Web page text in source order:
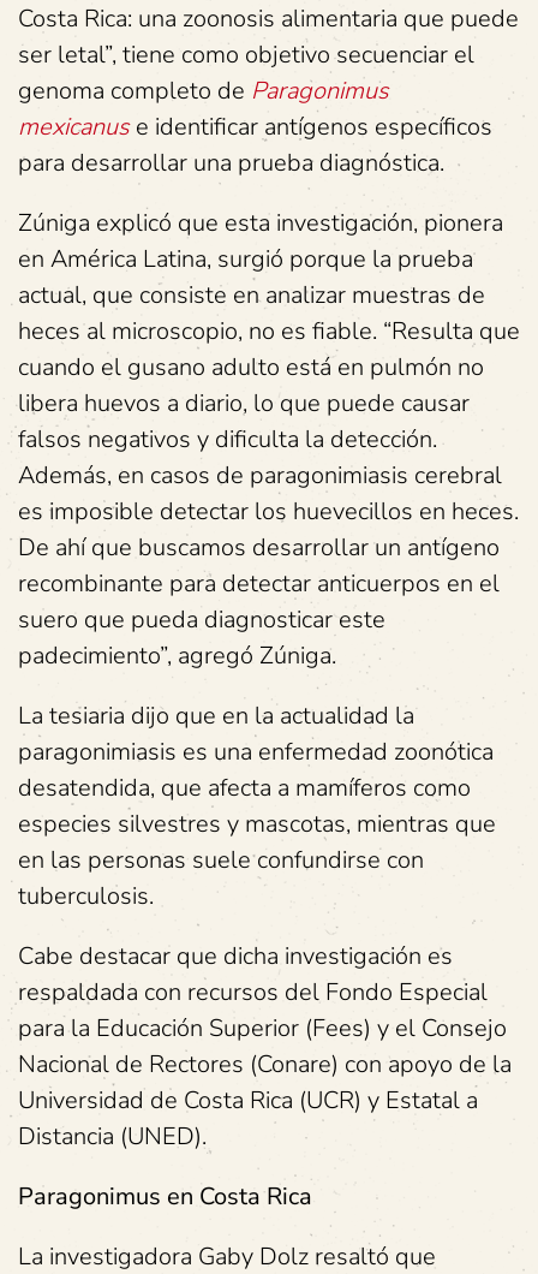
Costa Rica: una zoonosis alimentaria que puede
ser letal”, tiene como objetivo secuenciar el
genoma completo de Paragonimus
mexicanuse identificar antígenos específicos
para desarrollar una prueba diagnóstica.
Zúniga explicó que esta investigación, pionera
en América Latina, surgió porque la prueba
actual, que consiste en analizar muestras de
heces al microscopio, no es fiable. “Resulta que
cuando el gusano adulto está en pulmón no
libera huevos a diario, lo que puede causar
falsos negativos y dificulta la detección.
Además, en casos de paragonimiasis cerebral
es imposible detectar los huevecillos en heces.
De ahí que buscamos desarrollar un antígeno
recombinante para detectar anticuerpos en el
suero que pueda diagnosticar este
padecimiento”, agregó Zúniga.
La tesiaria dijo que en la actualidad la
paragonimiasis es una enfermedad zoonótica
desatendida, que afecta a mamíferos como
especies silvestres y mascotas, mientras que
en las personas suele confundirse con
tuberculosis.
Cabe destacar que dicha investigación es
respaldada con recursos del Fondo Especial
para la Educación Superior (Fees) y el Consejo
Nacional de Rectores (Conare) con apoyo de la
Universidad de Costa Rica (UCR) y Estatal a
Distancia (UNED).
Paragonimus en Costa Rica
La investigadora Gaby Dolz resaltó que